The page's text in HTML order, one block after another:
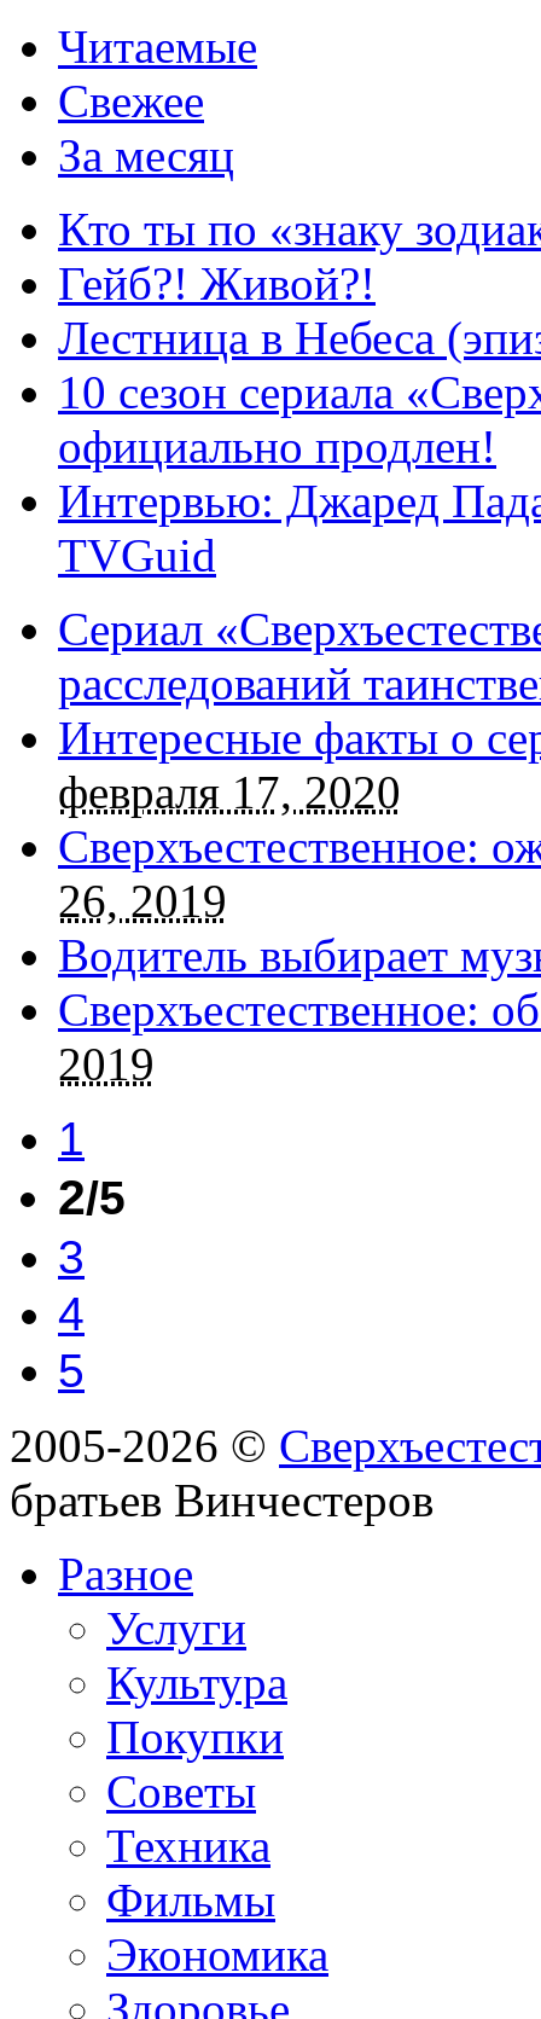
Читаемые
Свежее
За месяц
Кто ты по «знаку
Гейб?! Живой?!
Лестница в Небеса
10 сезон сериала
официально продлен!
Интервью: Джаред
TVGuid
Сериал
расследований
Интересные факты о
февраля 17, 2020
Сверхъестественное:
26, 2019
Водитель выбирает
Сверхъестественное:
2019
1
2/5
3
4
5
2005-2026 ©
братьев Винчестеров
Разное
Услуги
Культура
Покупки
Советы
Техника
Фильмы
Экономика
Здоровье